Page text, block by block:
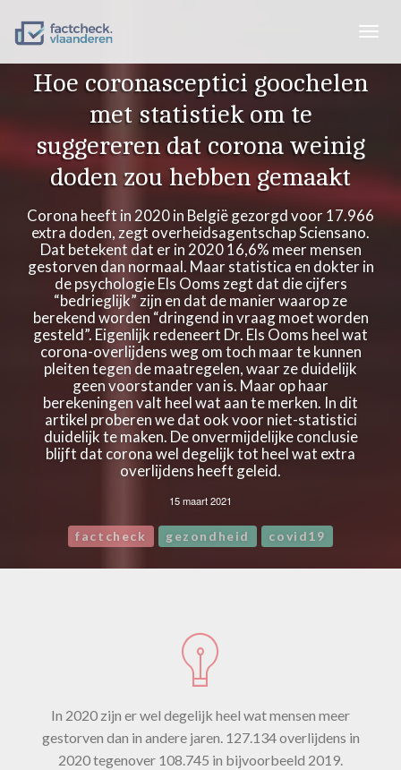
Hoe coronasceptici goochelen
met statistiek om te
suggereren dat corona weinig
doden zou hebben gemaakt
Corona heeft in 2020 in België gezorgd voor 17.966
extra doden, zegt overheidsagentschap Sciensano.
Dat betekent dat er in 2020 16,6% meer mensen
gestorven dan normaal. Maar statistica en dokter in
de psychologie Els Ooms zegt dat die cijfers
“bedrieglijk” zijn en dat de manier waarop ze
berekend worden “dringend in vraag moet worden
gesteld”. Eigenlijk redeneert Dr. Els Ooms heel wat
corona-overlijdens weg om toch maar te kunnen
pleiten tegen de maatregelen, waar ze duidelijk
geen voorstander van is. Maar op haar
berekeningen valt heel wat aan te merken. In dit
artikel proberen we dat ook voor niet-statistici
duidelijk te maken. De onvermijdelijke conclusie
blijft dat corona wel degelijk tot heel wat extra
overlijdens heeft geleid.
15 maart 2021
factcheck gezondheid covid19
In 2020 zijn er wel degelijk heel wat mensen meer
gestorven dan in andere jaren. 127.134 overlijdens in
2020 tegenover 108.745 in bijvoorbeeld 2019.